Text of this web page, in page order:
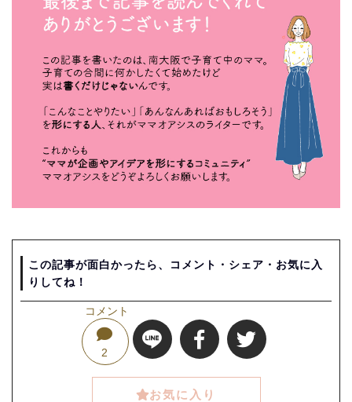
この記事が面白かったら、コメント・シェア・お気に入
りしてね！
コメント
2
お気に入り